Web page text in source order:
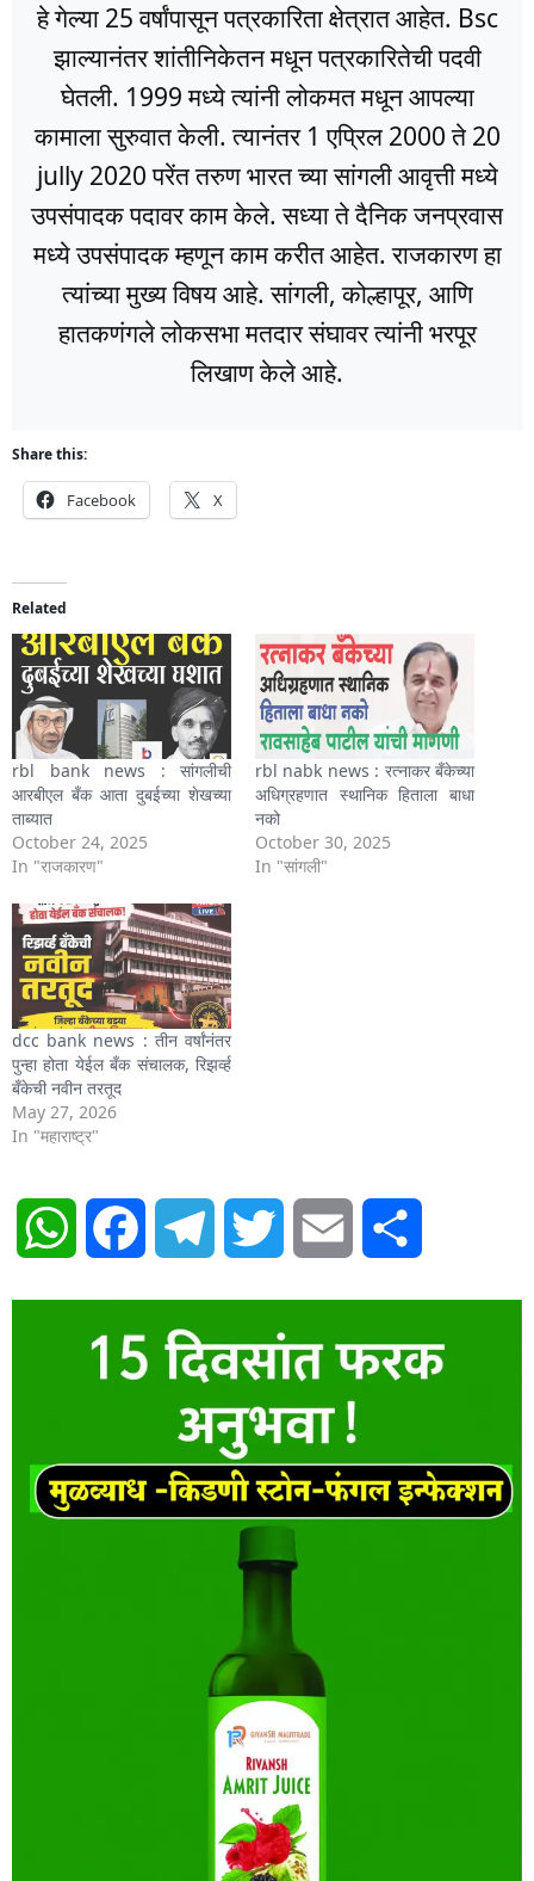
हे गेल्या 25 वर्षांपासून पत्रकारिता क्षेत्रात आहेत. Bsc
झाल्यानंतर शांतीनिकेतन मधून पत्रकारितेची पदवी
घेतली. 1999 मध्ये त्यांनी लोकमत मधून आपल्या
कामाला सुरुवात केली. त्यानंतर 1 एप्रिल 2000 ते 20
jully 2020 परेंत तरुण भारत च्या सांगली आवृत्ती मध्ये
उपसंपादक पदावर काम केले. सध्या ते दैनिक जनप्रवास
मध्ये उपसंपादक म्हणून काम करीत आहेत. राजकारण हा
त्यांच्या मुख्य विषय आहे. सांगली, कोल्हापूर, आणि
हातकणंगले लोकसभा मतदार संघावर त्यांनी भरपूर
लिखाण केले आहे.
Share this:
Facebook X
Related
rbl bank news : सांगलीची
आरबीएल बँक आता दुबईच्या शेखच्या
ताब्यात
October 24, 2025
In "राजकारण"
rbl nabk news : रत्नाकर बँकेच्या
अधिग्रहणात स्थानिक हिताला बाधा
नको
October 30, 2025
In "सांगली"
dcc bank news : तीन वर्षांनंतर
पुन्हा होता येईल बँक संचालक, रिझर्व्ह
बँकेची नवीन तरतूद
May 27, 2026
In "महाराष्ट्र"
WhatsAppFacebook Telegram Twitter Email